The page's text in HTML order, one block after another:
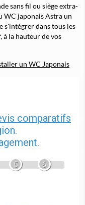
sans fil ou siège extra-
WC japonais Astra un
s'intégrer dans tous les
la hauteur de vos
un WC Japonais
comparatifs
5 6